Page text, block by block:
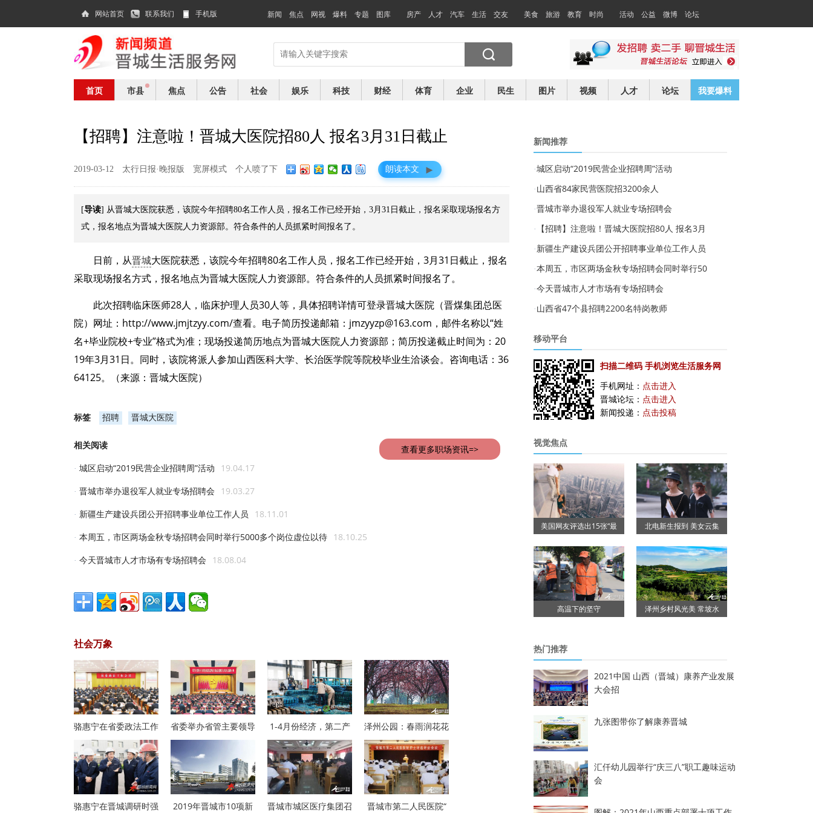
网站首页 联系我们 手机版 新闻 焦点 网视 爆料 专题 图库 房产 人才 汽车 生活 交友 美食 旅游 教育 时尚 活动 公益 微博 论坛
首页 市县 焦点 公告 社会 娱乐 科技 财经 体育 企业 民生 图片 视频 人才 论坛 我要爆料
【招聘】注意啦！晋城大医院招80人 报名3月31日截止
2019-03-12 太行日报·晚报版 宽屏模式 个人喷了下 朗读本文 ►
[导读] 从晋城大医院获悉，该院今年招聘80名工作人员，报名工作已经开始，3月31日截止，报名采取现场报名方
式，报名地点为晋城大医院人力资源部。符合条件的人员抓紧时间报名了。
日前，从晋城大医院获悉，该院今年招聘80名工作人员，报名工作已经开始，3月31日截止，报名
采取现场报名方式，报名地点为晋城大医院人力资源部。符合条件的人员抓紧时间报名了。
此次招聘临床医师28人，临床护理人员30人等，具体招聘详情可登录晋城大医院（晋煤集团总医
院）网址：http://www.jmjtzyy.com/查看。电子简历投递邮箱：jmzyyzp@163.com，邮件名称以“姓
名+毕业院校+专业”格式为准；现场投递简历地点为晋城大医院人力资源部；简历投递截止时间为：20
19年3月31日。同时，该院将派人参加山西医科大学、长治医学院等院校毕业生洽谈会。咨询电话：36
64125。（来源：晋城大医院）
标签 招聘 晋城大医院
相关阅读 查看更多职场资讯=>
· 城区启动“2019民营企业招聘周”活动 19.04.17
· 晋城市举办退役军人就业专场招聘会 19.03.27
· 新疆生产建设兵团公开招聘事业单位工作人员 18.11.01
· 本周五，市区两场金秋专场招聘会同时举行5000多个岗位虚位以待 18.10.25
· 今天晋城市人才市场有专场招聘会 18.08.04
社会万象
骆惠宁在省委政法工作 省委举办省管主要领导 1-4月份经济，第二产 泽州公园：春雨润花花
骆惠宁在晋城调研时强 2019年晋城市10项新 晋城市城区医疗集团召 晋城市第二人民医院“
新闻推荐
·城区启动“2019民营企业招聘周”活动
· 山西省84家民营医院招3200余人
·晋城市举办退役军人就业专场招聘会
· 【招聘】注意啦！晋城大医院招80人 报名3月
· 新疆生产建设兵团公开招聘事业单位工作人员
·本周五，市区两场金秋专场招聘会同时举行50
·今天晋城市人才市场有专场招聘会
· 山西省47个县招聘2200名特岗教师
移动平台
扫描二维码 手机浏览生活服务网
手机网址： 点击进入
晋城论坛： 点击进入
新闻投递： 点击投稿
视觉焦点
美国网友评选出15张“最 北电新生报到 美女云集
高温下的坚守 泽州乡村风光美 常坡水
热门推荐
2021中国 山西（晋城）康养产业发展
大会招
九张图带你了解康养晋城
汇仟幼儿园举行“庆三八”职工趣味运动
会